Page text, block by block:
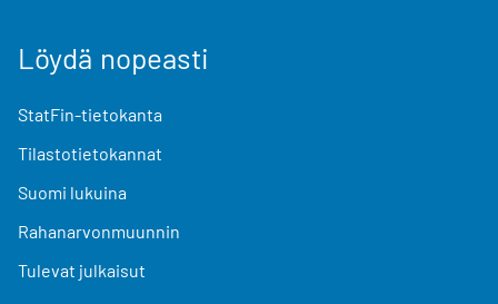
Löydä nopeasti
StatFin-tietokanta
Tilastotietokannat
Suomi lukuina
Rahanarvonmuunnin
Tulevat julkaisut